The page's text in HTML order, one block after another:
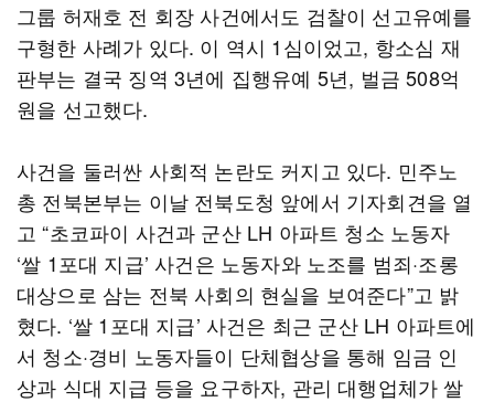
그룹 허재호 전 회장 사건에서도 검찰이 선고유예를
구형한 사례가 있다. 이 역시 1심이었고, 항소심 재
판부는 결국 징역 3년에 집행유예 5년, 벌금 508억
원을 선고했다.
사건을 둘러싼 사회적 논란도 커지고 있다. 민주노
총 전북본부는 이날 전북도청 앞에서 기자회견을 열
고 “초코파이 사건과 군산 LH 아파트 청소 노동자
‘쌀 1포대 지급’ 사건은 노동자와 노조를 범죄·조롱
대상으로 삼는 전북 사회의 현실을 보여준다”고 밝
혔다. ‘쌀 1포대 지급’ 사건은 최근 군산 LH 아파트에
서 청소·경비 노동자들이 단체협상을 통해 임금 인
상과 식대 지급 등을 요구하자, 관리 대행업체가 쌀